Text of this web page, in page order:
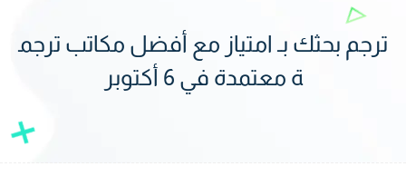
ترجم بحثك بـ امتياز مع أفضل مكاتب ترجم
ة معتمدة في 6 أكتوبر